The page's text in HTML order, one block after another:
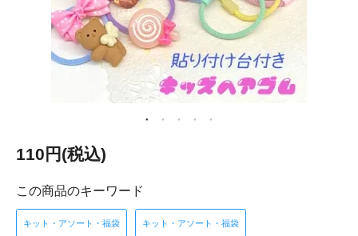
110円(税込)
この商品のキーワード
キット・アソート・福袋 キット・アソート・福袋